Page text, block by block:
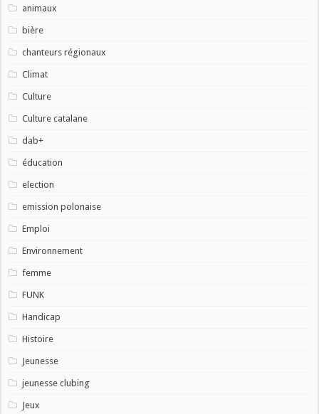
animaux
bière
chanteurs régionaux
Climat
Culture
Culture catalane
dab+
éducation
election
emission polonaise
Emploi
Environnement
femme
FUNK
Handicap
Histoire
Jeunesse
jeunesse clubing
Jeux